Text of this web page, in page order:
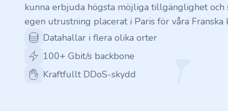
.bz
.uk
kunna erbjuda högsta möjliga tillgänglighet
egen utrustning placerat i Paris för våra Franska
Datahallar i flera olika orter
100+ Gbit/s backbone
Kraftfullt DDoS-skydd